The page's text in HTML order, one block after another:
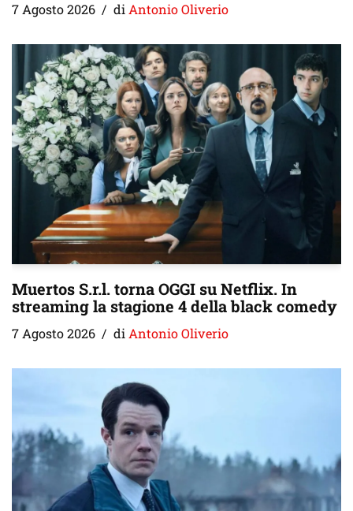
7 Agosto 2026 di Antonio Oliverio
Muertos S.r.l. torna OGGI su Netflix. In
streaming la stagione 4 della black comedy
7 Agosto 2026 di Antonio Oliverio